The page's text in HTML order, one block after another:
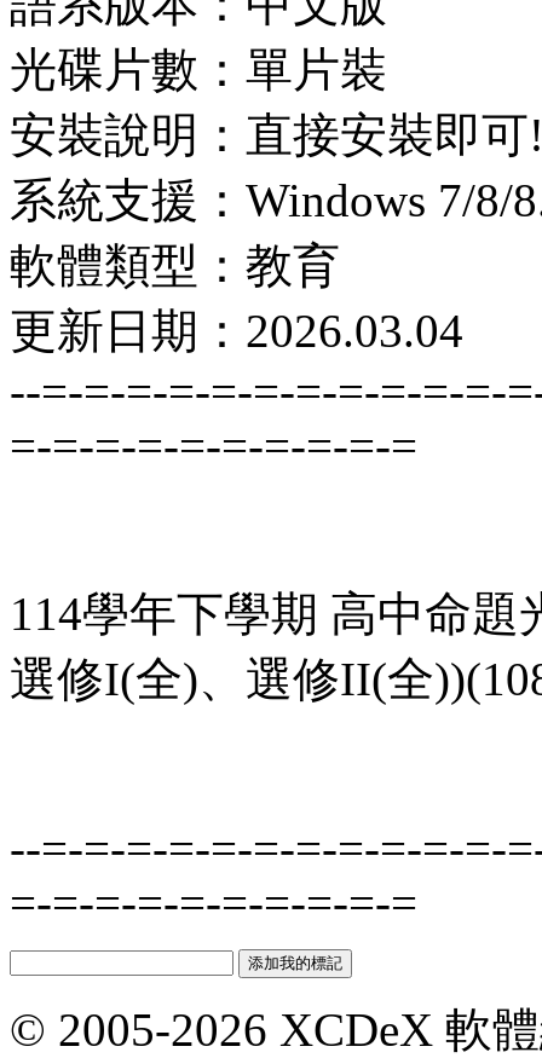
光碟片數：單片裝
安裝說明：直接安裝即可
系統支援：Windows 7/8/
軟體類型：教育
更新日期：2026.03.04
--=-=-=-=-=-=-=-=-=-=-=-
=-=-=-=-=-=-=-=-=-=
114學年下學期 高中命
選修I(全)、選修II(全
--=-=-=-=-=-=-=-=-=-=-=-
=-=-=-=-=-=-=-=-=-=
© 2005-2026 XCDeX 軟